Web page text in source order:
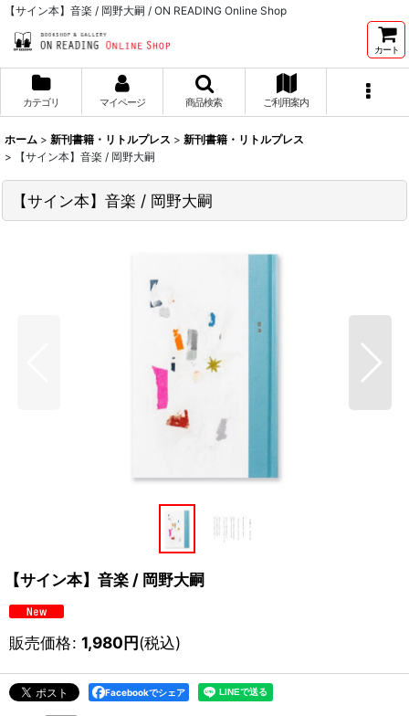
【サイン本】音楽 / 岡野大嗣 / ON READING Online Shop
カート
カテゴリ マイページ 商品検索 ご利用案内
ホーム > 新刊書籍・リトルプレス > 新刊書籍・リトルプレス
>
【サイン本】音楽 / 岡野大嗣
【サイン本】音楽 / 岡野大嗣
【サイン本】音楽 / 岡野大嗣
販売価格: 1,980円(税込)
Facebookでシェア